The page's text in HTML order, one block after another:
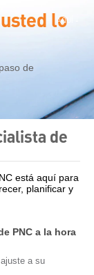
AQUÍ -
lo
de
de
está aquí para
planificar y
PNC a la hora
a su